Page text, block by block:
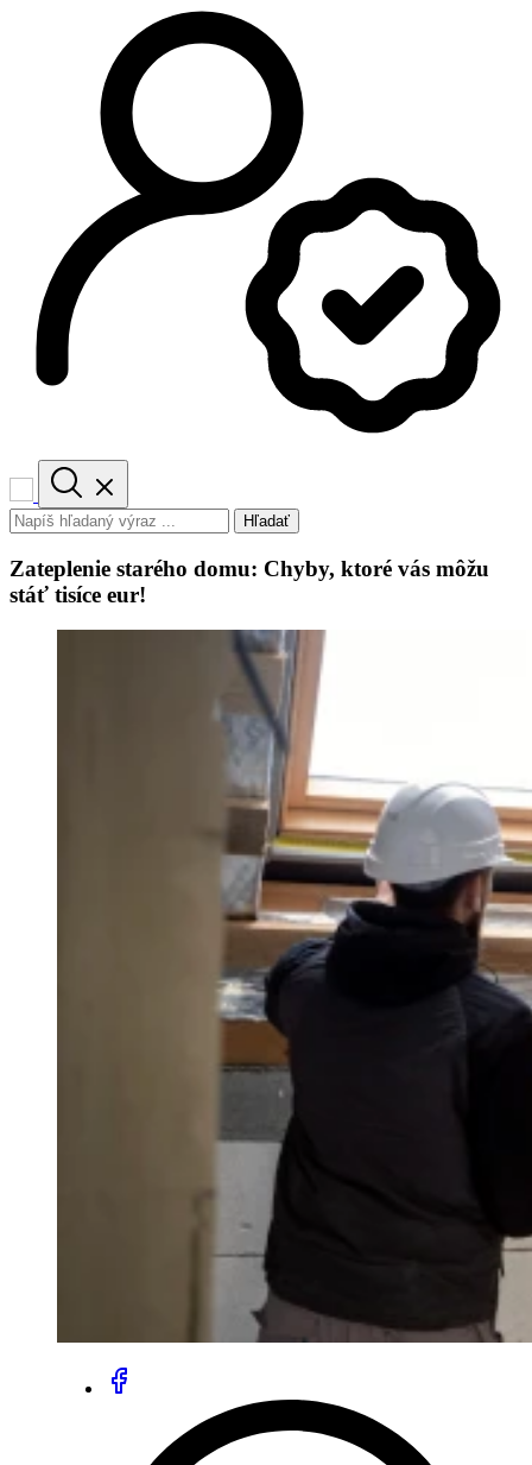
Hľadať
Zateplenie starého domu: Chyby, ktoré vás môžu
stáť tisíce eur!